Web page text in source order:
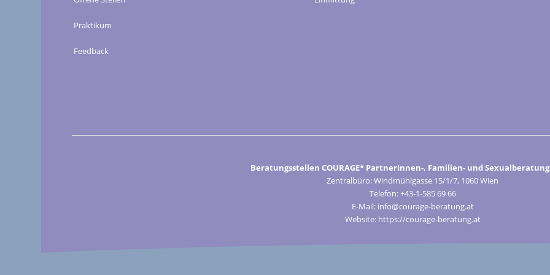
Praktikum
Feedback
Beratungsstellen COURAGE* PartnerInnen-, Familien- und
Zentralbüro: Windmühlgasse 15/1/7, 1060 Wien
Telefon: +43-1-585 69 66
E-Mail: info@courage-beratung.at
Website: https://courage-beratung.at